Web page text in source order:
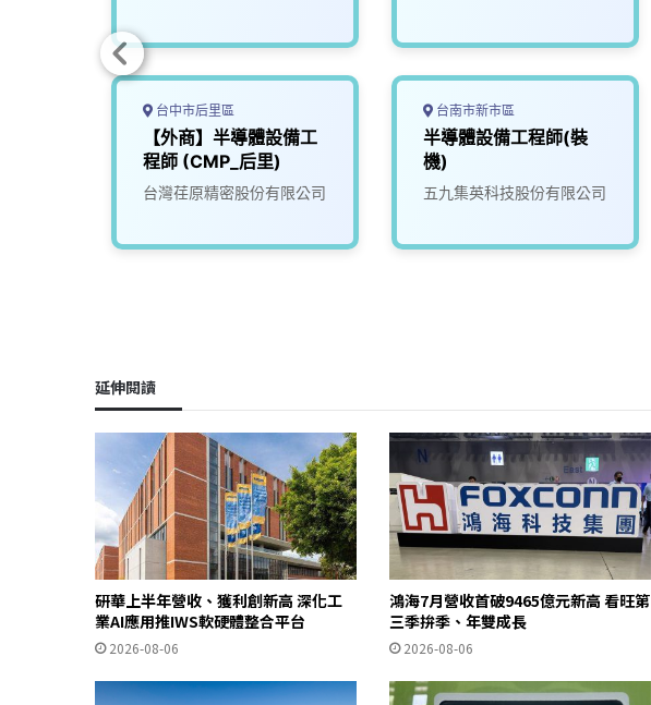
台中市后里區
【外商】半導體設備工
程師 (CMP_后里)
台灣荏原精密股份有限公司
台南市新市區
半導體設備工程師(裝
機)
五九集英科技股份有限公司
延伸閱讀
研華上半年營收、獲利創新高 深化工
業AI應用推IWS軟硬體整合平台
2026-08-06
鴻海7月營收首破9465億元新高 看旺第
三季拚季、年雙成長
2026-08-06